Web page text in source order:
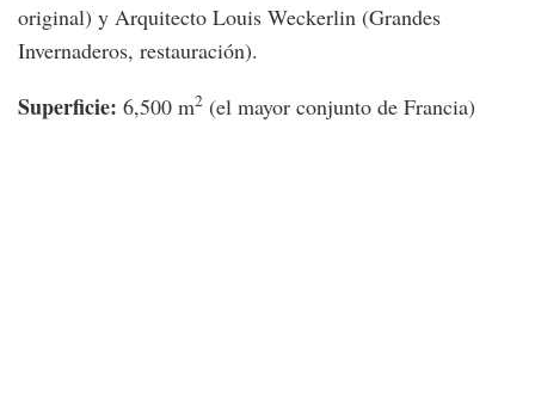
original) y Arquitecto Louis Weckerlin (Grandes
Invernaderos, restauración).
Superficie: 6,500 m2 (el mayor conjunto de Francia)